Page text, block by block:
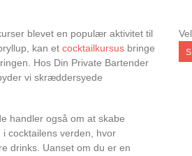
blevet en populær aktivitet til
kan et cocktailkursus bringe
Hos Din Private Bartender
vi skræddersyede
handler også om at skabe
cocktailens verden, hvor
drinks. Uanset om du er en